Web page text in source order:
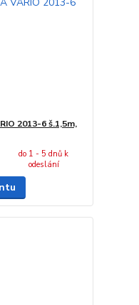
2013-6 š.1,5m,
do 1 - 5 dnů k
odeslání